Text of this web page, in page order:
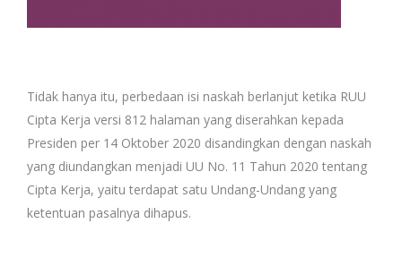
Tidak hanya itu, perbedaan isi naskah berlanjut ketika RUU
Cipta Kerja versi 812 halaman yang diserahkan kepada
Presiden per 14 Oktober 2020 disandingkan dengan naskah
yang diundangkan menjadi UU No. 11 Tahun 2020 tentang
Cipta Kerja, yaitu terdapat satu Undang-Undang yang
ketentuan pasalnya dihapus.